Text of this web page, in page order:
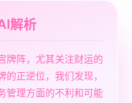
解析
牌阵，尤其关注财运的
正逆位，我们发现，
管理方面的不利和可能